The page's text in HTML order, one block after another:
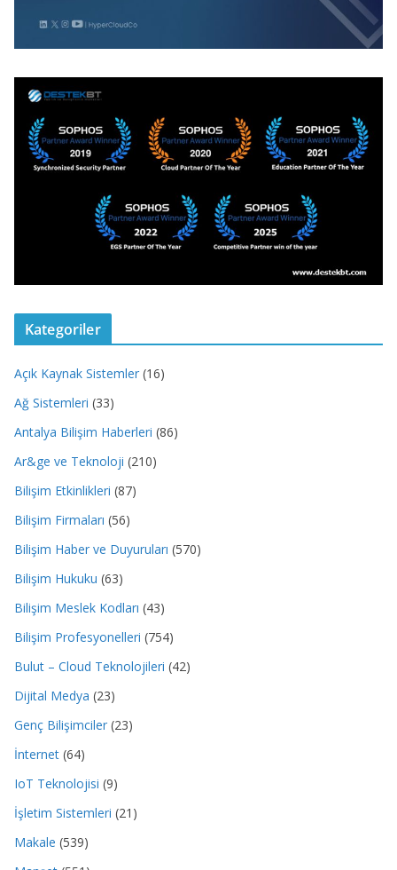
Kategoriler
Açık Kaynak Sistemler (16)
Ağ Sistemleri (33)
Antalya Bilişim Haberleri (86)
Ar&ge ve Teknoloji (210)
Bilişim Etkinlikleri (87)
Bilişim Firmaları (56)
Bilişim Haber ve Duyuruları (570)
Bilişim Hukuku (63)
Bilişim Meslek Kodları (43)
Bilişim Profesyonelleri (754)
Bulut – Cloud Teknolojileri (42)
Dijital Medya (23)
Genç Bilişimciler (23)
İnternet (64)
IoT Teknolojisi (9)
İşletim Sistemleri (21)
Makale (539)